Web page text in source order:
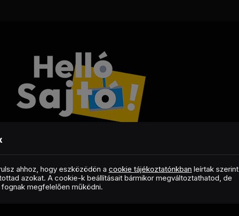
FacebookLinkedInX
RSS
Copyright © 2026 Helló Sajtó! Üzleti Sajtószolgálat
ahhoz, hogy eszközödön acookie tájékoztatónkban leírtak szerint
azokat. A cookie-k beállításait bármikor megváltoztathatod, de
megfelelően működni.